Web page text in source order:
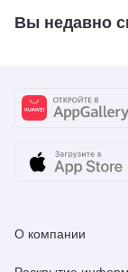
Вы недавно
О компании